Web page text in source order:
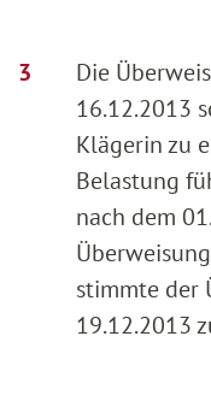
Die
16.12.2013
Klägerin zu
Belastung
nach dem
stimmte der
19.12.2013